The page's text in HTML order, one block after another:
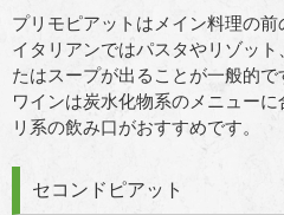
プリモピアットはメイン料理の前
イタリアンではパスタやリゾッ
たはスープが出ることが一般的で
ワインは炭水化物系のメニュー
リ系の飲み口がおすすめです。
セコンドピアット